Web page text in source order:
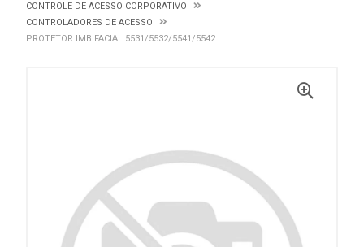
CONTROLE DE ACESSO CORPORATIVO
CONTROLADORES DE ACESSO
PROTETOR IMB FACIAL 5531/5532/5541/5542